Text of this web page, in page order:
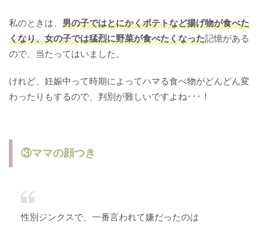
私のときは、 男の子ではとにかくポテトなど揚げ物が食べた
くなり、女の子では猛烈に野菜が食べたくなった記憶がある
ので、当たってはいました。
けれど、妊娠中って時期によってハマる食べ物がどんどん変
わったりもするので、判別が難しいですよね･･･！
③ママの顔つき
性別ジンクスで、一番言われて嫌だったのは